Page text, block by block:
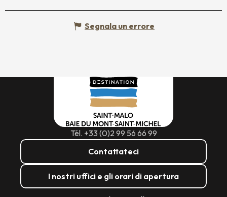
Segnala un errore
Tél. +33 (0)2 99 56 66 99
Contattateci
I nostri uffici e gli orari di apertura